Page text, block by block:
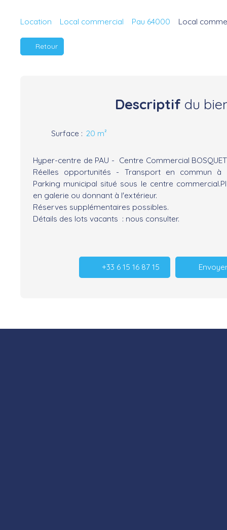
Location Local commercial Pau 64000 Local
Retour
Descriptif du
Surface : 20 m²
Hyper-centre de PAU - Centre Commercial
Réelles opportunités - Transport en commun à
Parking municipal situé sous le centre
en galerie ou donnant à l'extérieur.
Réserves supplémentaires possibles.
Détails des lots vacants : nous consulter.
+33 6 15 16 87 15